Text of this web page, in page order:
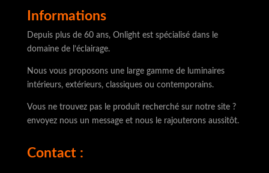
Informations
Depuis plus de 60 ans, Onlight est spécialisé dans le
domaine de l’éclairage.
Nous vous proposons une large gamme de luminaires
intérieurs, extérieurs, classiques ou contemporains.
Vous ne trouvez pas le produit recherché sur notre site ?
envoyez nous un message et nous le rajouterons aussitôt.
Contact :